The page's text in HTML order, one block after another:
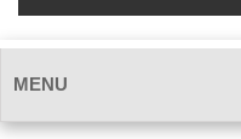
MENU